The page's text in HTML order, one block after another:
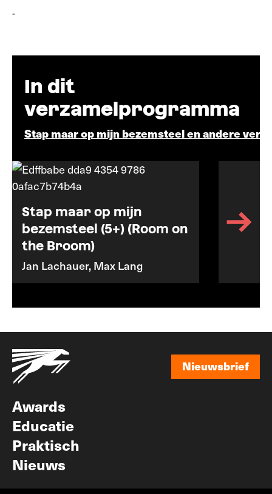
-
In dit
verzamelprogramma
Stap maar op mijn bezemsteel en andere
Stap maar op mijn
bezemsteel (5+) (Room on
the Broom)
Jan Lachauer, Max Lang
Nieuwsbrief
Awards
Educatie
Praktisch
Nieuws